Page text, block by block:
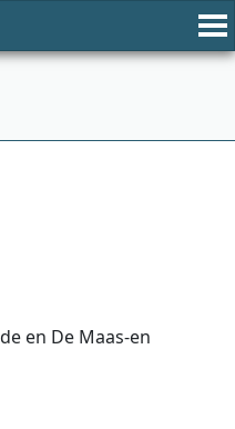
en De Maas-en